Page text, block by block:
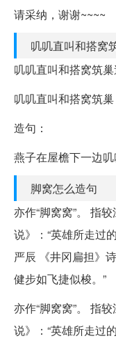
请采纳，谢谢~~~~
叽叽直叫和搭窝
叽叽直叫和搭窝筑
叽叽直叫和搭窝筑巢
造句：
燕子在屋檐下一边叽
脚窝怎么造句
亦作“脚窝窝”。 指
说》：“英雄所走过
严辰 《井冈扁担》
健步如飞捷似梭。”
亦作“脚窝窝”。 指
说》：“英雄所走过